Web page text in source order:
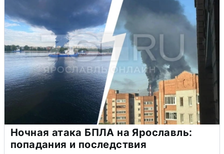
Ночная атака БПЛА на Ярославль:
попадания и последствия